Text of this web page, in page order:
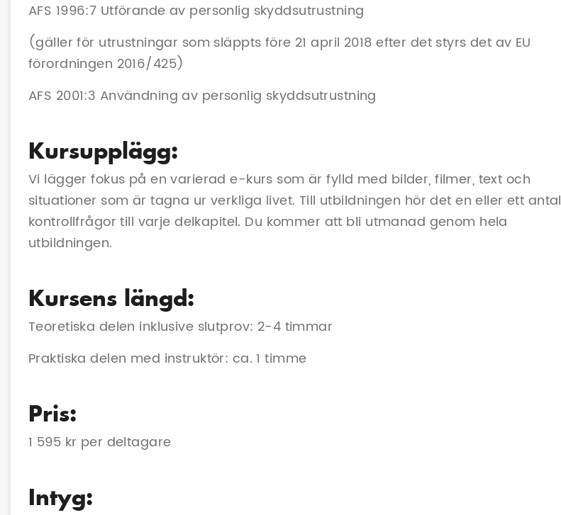
AFS 1996:7 Utförande av personlig skyddsutrustning
(gäller för utrustningar som släppts före 21 april 2018 efter det styrs det av EU
förordningen 2016/425)
AFS 2001:3 Användning av personlig skyddsutrustning
Kursupplägg:
Vi lägger fokus på en varierad e-kurs som är fylld med bilder, filmer, text och
situationer som är tagna ur verkliga livet. Till utbildningen hör det en eller ett antal
kontrollfrågor till varje delkapitel. Du kommer att bli utmanad genom hela
utbildningen.
Kursens längd:
Teoretiska delen inklusive slutprov: 2-4 timmar
Praktiska delen med instruktör: ca. 1 timme
Pris:
1 595 kr per deltagare
Intyg: